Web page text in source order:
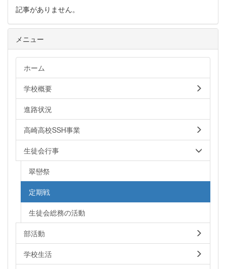
記事がありません。
メニュー
ホーム
学校概要
進路状況
高崎高校SSH事業
生徒会行事
翠巒祭
定期戦
生徒会総務の活動
部活動
学校生活